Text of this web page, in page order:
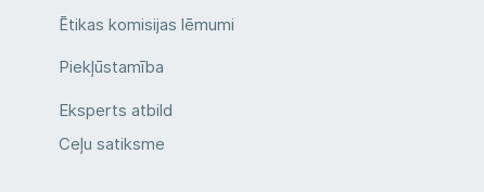
Ētikas komisijas lēmumi
Piekļūstamība
Eksperts atbild
Ceļu satiksme